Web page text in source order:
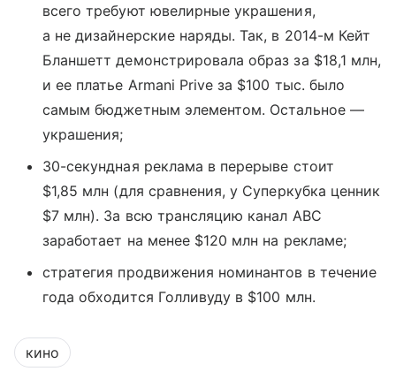
всего требуют ювелирные украшения,
а не дизайнерские наряды. Так, в 2014-м Кейт
Бланшетт демонстрировала образ за $18,1 млн,
и ее платье Armani Prive за $100 тыс. было
самым бюджетным элементом. Остальное —
украшения;
30-секундная реклама в перерыве стоит
$1,85 млн (для сравнения, у Суперкубка ценник
$7 млн). За всю трансляцию канал ABC
заработает на менее $120 млн на рекламе;
стратегия продвижения номинантов в течение
года обходится Голливуду в $100 млн.
кино